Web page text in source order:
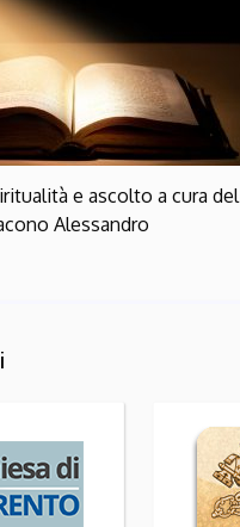
e ascolto a cura del
Alessandro